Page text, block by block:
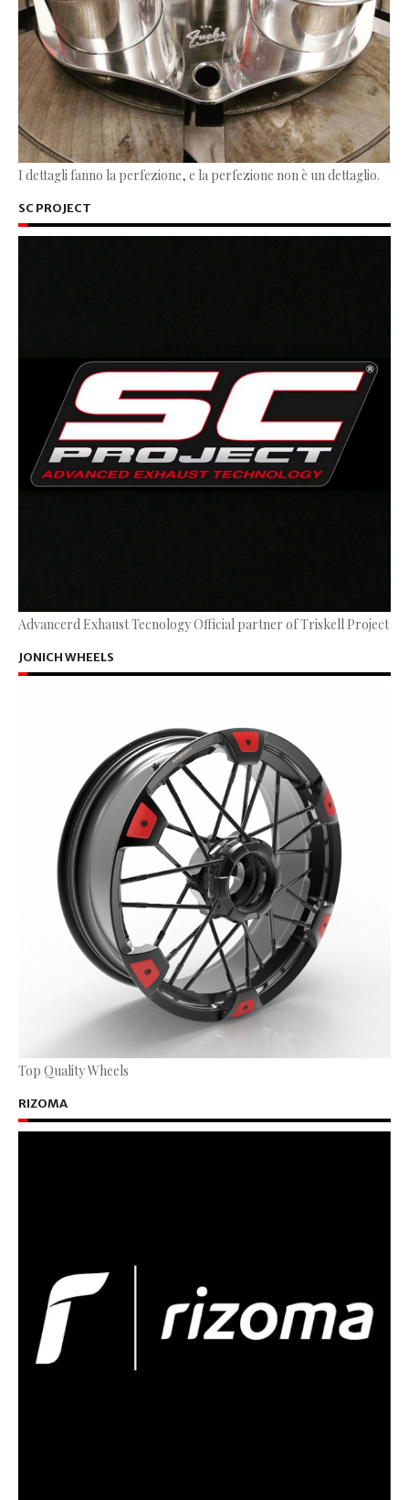
I dettagli fanno la perfezione, e la perfezione non è un dettaglio.
SC PROJECT
Advancerd Exhaust Tecnology Official partner of Triskell Project
JONICH WHEELS
Top Quality Wheels
RIZOMA